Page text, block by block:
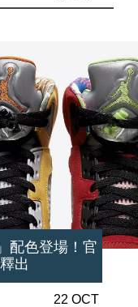
配色登場！官
出
22 OCT